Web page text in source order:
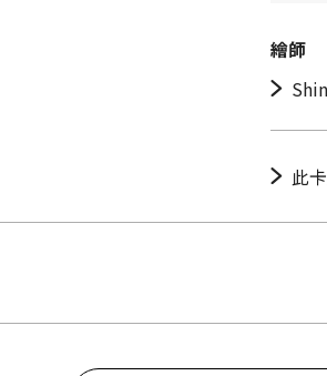
繪師
此